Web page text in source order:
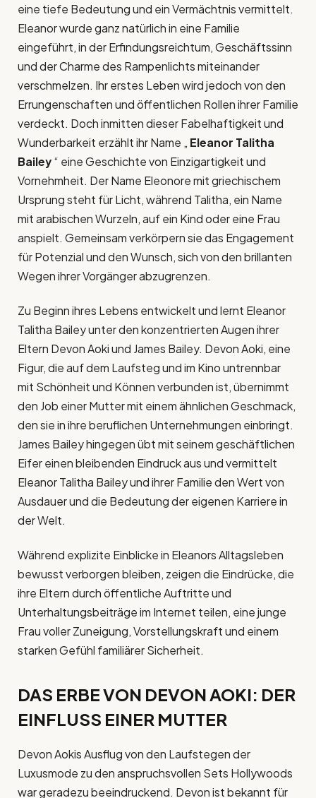
eine tiefe Bedeutung und ein Vermächtnis vermittelt.
Eleanor wurde ganz natürlich in eine Familie
eingeführt, in der Erfindungsreichtum, Geschäftssinn
und der Charme des Rampenlichts miteinander
verschmelzen. Ihr erstes Leben wird jedoch von den
Errungenschaften und öffentlichen Rollen ihrer Familie
verdeckt. Doch inmitten dieser Fabelhaftigkeit und
Wunderbarkeit erzählt ihr Name „ Eleanor Talitha
Bailey“ eine Geschichte von Einzigartigkeit und
Vornehmheit. Der Name Eleonore mit griechischem
Ursprung steht für Licht, während Talitha, ein Name
mit arabischen Wurzeln, auf ein Kind oder eine Frau
anspielt. Gemeinsam verkörpern sie das Engagement
für Potenzial und den Wunsch, sich von den brillanten
Wegen ihrer Vorgänger abzugrenzen.
Zu Beginn ihres Lebens entwickelt und lernt Eleanor
Talitha Bailey unter den konzentrierten Augen ihrer
Eltern Devon Aoki und James Bailey. Devon Aoki, eine
Figur, die auf dem Laufsteg und im Kino untrennbar
mit Schönheit und Können verbunden ist, übernimmt
den Job einer Mutter mit einem ähnlichen Geschmack,
den sie in ihre beruflichen Unternehmungen einbringt.
James Bailey hingegen übt mit seinem geschäftlichen
Eifer einen bleibenden Eindruck aus und vermittelt
Eleanor Talitha Bailey und ihrer Familie den Wert von
Ausdauer und die Bedeutung der eigenen Karriere in
der Welt.
Während explizite Einblicke in Eleanors Alltagsleben
bewusst verborgen bleiben, zeigen die Eindrücke, die
ihre Eltern durch öffentliche Auftritte und
Unterhaltungsbeiträge im Internet teilen, eine junge
Frau voller Zuneigung, Vorstellungskraft und einem
starken Gefühl familiärer Sicherheit.
DAS ERBE VON DEVON AOKI: DER
EINFLUSS EINER MUTTER
Devon Aokis Ausflug von den Laufstegen der
Luxusmode zu den anspruchsvollen Sets Hollywoods
war geradezu beeindruckend. Devon ist bekannt für